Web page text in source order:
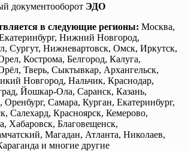
документооборот ЭДО
в следующие регионы: Москва,
Нижний Новгород,
Сургут, Нижневартовск, Омск, Иркутск,
Кострома, Белгород, Калуга,
Тверь, Сыктывкар, Архангельск,
Новгород, Нальчик, Краснодар,
Йошкар-Ола, Саранск, Казань,
Самара, Курган, Екатеринбург,
Салехард, Красноярск, Кемерово,
Хабаровск, Благовещенск,
Магадан, Атланта, Николаев,
и многие другие